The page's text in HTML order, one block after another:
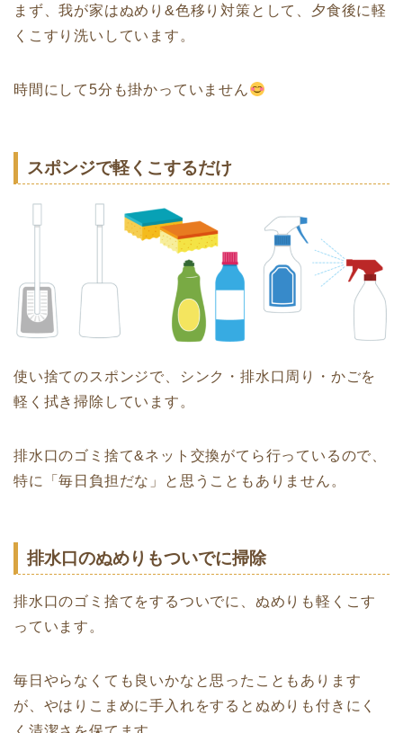
まず、我が家はぬめり&色移り対策として、夕食後に軽
くこすり洗いしています。
時間にして5分も掛かっていません
スポンジで軽くこするだけ
使い捨てのスポンジで、シンク・排水口周り・かごを
軽く拭き掃除しています。
排水口のゴミ捨て&ネット交換がてら行っているので、
特に「毎日負担だな」と思うこともありません。
排水口のぬめりもついでに掃除
排水口のゴミ捨てをするついでに、ぬめりも軽くこす
っています。
毎日やらなくても良いかなと思ったこともあります
が、やはりこまめに手入れをするとぬめりも付きにく